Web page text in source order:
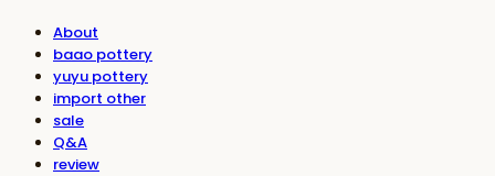
About
baao pottery
yuyu pottery
import other
sale
Q&A
review